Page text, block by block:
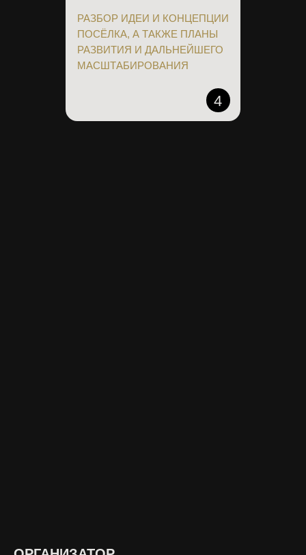
РАЗБОР ИДЕИ И КОНЦЕПЦИИ
ПОСЁЛКА, А ТАКЖЕ ПЛАНЫ
РАЗВИТИЯ И ДАЛЬНЕЙШЕГО
МАСШТАБИРОВАНИЯ
4